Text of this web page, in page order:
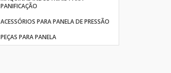
PANIFICAÇÃO
ACESSÓRIOS PARA PANELA DE PRESSÃO
PEÇAS PARA PANELA